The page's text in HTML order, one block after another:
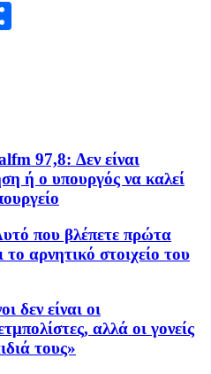
97,8: Δεν είναι
ή ο υπουργός να καλεί
που βλέπετε πρώτα
αρνητικό στοιχείο του
δεν είναι οι
αλλά οι γονείς
τους»